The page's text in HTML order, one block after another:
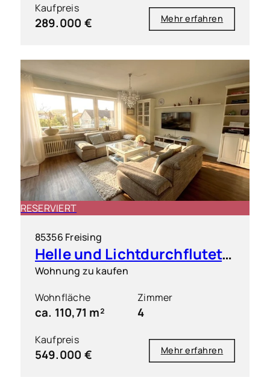
Kaufpreis
289.000 € Mehr erfahren
RESERVIERT
85356 Freising
Helle und Lichtdurchflutete 4 Zimmer Wohnung mit großem Süd-Westbalkon
Wohnung zu kaufen
Wohnfläche
ca. 110,71 m²
Zimmer
4
Kaufpreis
549.000 € Mehr erfahren